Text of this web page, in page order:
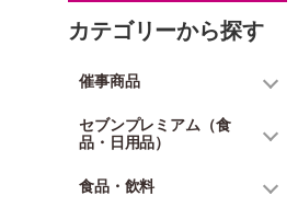
カテゴリーから探す
催事商品
セブンプレミアム（食
品・日用品）
食品・飲料